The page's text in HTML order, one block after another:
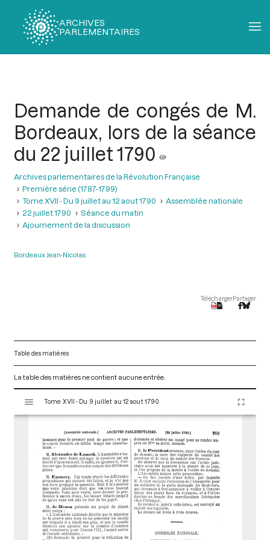
ARCHIVES
PARLEMENTAIRES
Demande de congés de M.
Bordeaux, lors de la séance
du 22 juillet 1790
Archives parlementaires de la Révolution Française
Première série (1787-1799)
Tome XVII - Du 9 juillet au 12 aout 1790
Assemblée nationale
22 juillet 1790
Séance du matin
Ajournement de la discussion
Bordeaux Jean-Nicolas
TéléchargerPartager
Table des matières
La table des matières ne contient aucune entrée.
s
Tome XVII - Du 9 juillet au 12 aout 1790